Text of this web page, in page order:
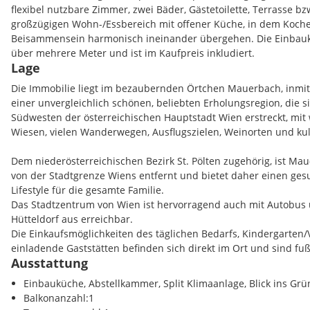
flexibel nutzbare Zimmer, zwei Bäder, Gästetoilette, Terrasse
großzügigen Wohn-/Essbereich mit offener Küche, in dem
Beisammensein harmonisch ineinander übergehen. Die
über mehrere Meter und ist im Kaufpreis inkludiert.
Große Glasflächen lassen viel Licht herein, schaffen eine
und bieten einen traumhaften Blick in den Eigengarten, perfekt,
Auge zu behalten. Der rund 240 m² große Garten bietet Platz
Anpflanzen von Gemüse oder für gemeinsame Stunden in der
unteren Wohnbereich vorgelagerte Terrasse von rund 22 m²
Familienessen ein, während die Hanglage einen unverbauten
die Dächer des Dorfs ermöglicht.
Eine Fußbodenheizung sorgt bei niedrigem Heizwärmebedarf
elektrische Rollläden schaffen Komfort und Sicherheit.
Abstellräume von je ca. 5 m² direkt vor dem privaten
Ladestation sind gegen Aufpreis zu erwerben.
Diese Immobilie präsentiert sich aufgrund der großen
Gelegenheit für große Familien und Mehrgenerationenwohnen
Wohnen und Arbeiten unter einem Dach. Raumaufteilung,
Lage
Die Immobilie liegt im bezaubernden Örtchen Mauerbach,
einer unvergleichlich schönen, beliebten Erholungsregion, die
Südwesten der österreichischen Hauptstadt Wien erstreckt,
Wiesen, vielen Wanderwegen, Ausflugszielen, Weinorten und
Dem niederösterreichischen Bezirk St. Pölten zugehörig, ist
von der Stadtgrenze Wiens entfernt und bietet daher einen
Lifestyle für die gesamte Familie.
Das Stadtzentrum von Wien ist hervorragend auch mit Autobus
Hütteldorf aus erreichbar.
Die Einkaufsmöglichkeiten des täglichen Bedarfs, Kindergarten/
einladende Gaststätten befinden sich direkt im Ort und sind
Genießen Sie zusammen mit Ihren Liebsten die fantastische
Ruhe und gute Luft des Örtchens beim Spazieren, Wandern,
im eigenen Garten mit freiem Ausblick, ohne auf die Nähe der
Annehmlichkeiten verzichten zu müssen.
Ausstattung
Einbauküche, Abstellkammer, Split Klimaanlage, Blick ins
Balkonanzahl:1